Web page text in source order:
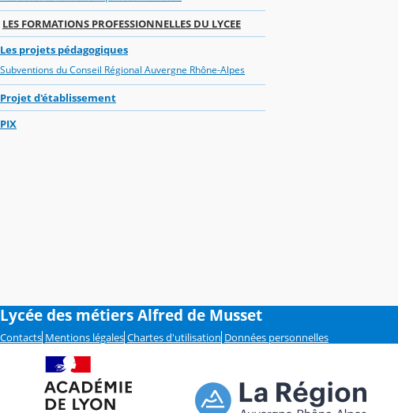
LES FORMATIONS PROFESSIONNELLES DU LYCEE
Les projets pédagogiques
Subventions du Conseil Régional Auvergne Rhône-Alpes
Projet d'établissement
PIX
Lycée des métiers Alfred de Musset
Contacts Mentions légales Chartes d'utilisation Données personnelles